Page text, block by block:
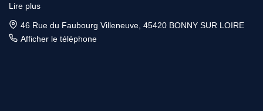
Lire plus
46 Rue du Faubourg Villeneuve, 45420 BONNY SUR LOIRE
Afficher le téléphone